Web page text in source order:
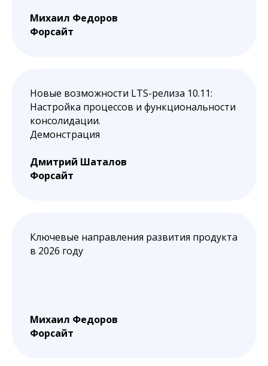
Михаил Федоров
Форсайт
Новые возможности LTS-релиза 10.11:
Настройка процессов и функциональности
консолидации.
Демонстрация
Дмитрий Шаталов
Форсайт
Ключевые направления развития продукта
в 2026 году
Михаил Федоров
Форсайт